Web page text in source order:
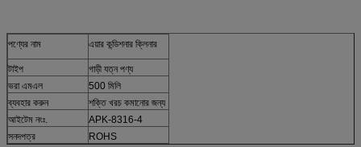
পণ্যের নাম এয়ার কন্ডিশনার ক্লিনার
টাইপ
গাড়ী যত্ন পণ্য
ভরা এমএল
500 মিলি
ব্যবহার করুন
শক্তি খরচ কমানোর জন্য
আইটেম নংঃ.
APK-8316-4
সনদপত্র
ROHS